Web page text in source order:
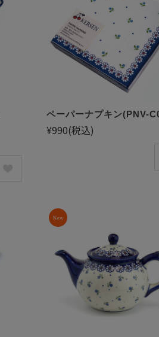
ペーパーナプキン(PNV-
¥990(税込)